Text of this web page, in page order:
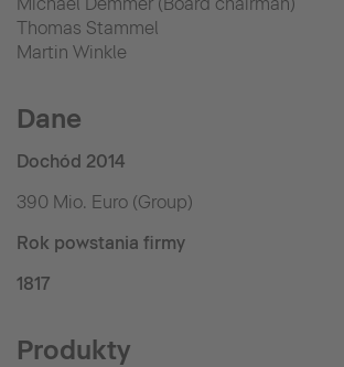
Thomas Stammel
Martin Winkle
Dane
Dochód 2014
390 Mio. Euro (Group)
Rok powstania firmy
1817
Produkty